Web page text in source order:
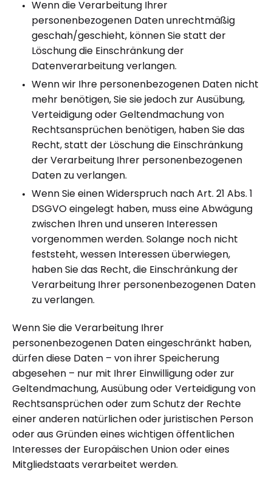
Wenn die Verarbeitung Ihrer
personenbezogenen Daten unrechtmäßig
geschah/geschieht, können Sie statt der
Löschung die Einschränkung der
Datenverarbeitung verlangen.
Wenn wir Ihre personenbezogenen Daten nicht
mehr benötigen, Sie sie jedoch zur Ausübung,
Verteidigung oder Geltendmachung von
Rechtsansprüchen benötigen, haben Sie das
Recht, statt der Löschung die Einschränkung
der Verarbeitung Ihrer personenbezogenen
Daten zu verlangen.
Wenn Sie einen Widerspruch nach Art. 21 Abs. 1
DSGVO eingelegt haben, muss eine Abwägung
zwischen Ihren und unseren Interessen
vorgenommen werden. Solange noch nicht
feststeht, wessen Interessen überwiegen,
haben Sie das Recht, die Einschränkung der
Verarbeitung Ihrer personenbezogenen Daten
zu verlangen.
Wenn Sie die Verarbeitung Ihrer
personenbezogenen Daten eingeschränkt haben,
dürfen diese Daten – von ihrer Speicherung
abgesehen – nur mit Ihrer Einwilligung oder zur
Geltendmachung, Ausübung oder Verteidigung von
Rechtsansprüchen oder zum Schutz der Rechte
einer anderen natürlichen oder juristischen Person
oder aus Gründen eines wichtigen öffentlichen
Interesses der Europäischen Union oder eines
Mitgliedstaats verarbeitet werden.